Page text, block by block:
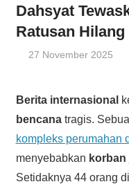
Dahsyat
Ratusan Hilang
27 November 2025
Berita internasional
bencanatragis.
kompleks perumahan
menyebabkan korban
Setidaknya 44 orang